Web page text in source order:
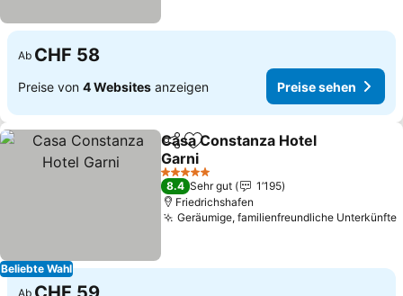
Ab CHF 58
Preise von 4 Websites anzeigen Preise sehen
Beliebte Wahl
TeilenZu Favoriten hinzufügen
Casa Constanza Hotel
Garni
5 Sterne
8.4 Sehr gut
1’195
Friedrichshafen
Geräumige, familienfreundliche Unterkünfte
Ab